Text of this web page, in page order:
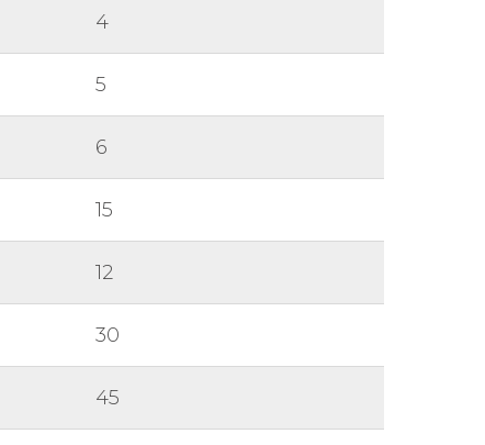
4
5
6
15
12
30
45